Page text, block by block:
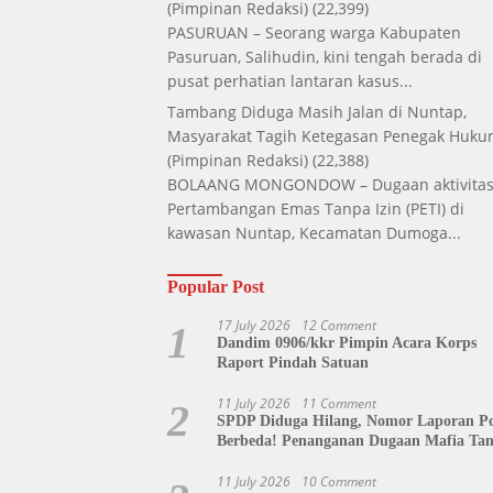
(Pimpinan Redaksi) (22,399)
PASURUAN – Seorang warga Kabupaten
Pasuruan, Salihudin, kini tengah berada di
pusat perhatian lantaran kasus...
Tambang Diduga Masih Jalan di Nuntap,
Masyarakat Tagih Ketegasan Penegak
(Pimpinan Redaksi) (22,388)
BOLAANG MONGONDOW – Dugaan aktivitas
Pertambangan Emas Tanpa Izin (PETI) di
kawasan Nuntap, Kecamatan Dumoga...
Popular Post
1 17 July 2026 12 Comment
Dandim 0906/kkr Pimpin Acara Korps
Raport Pindah Satuan
2 11 July 2026 11 Comment
SPDP Diduga Hilang, Nomor Laporan
Berbeda! Penanganan Dugaan Mafia
Siap Kawal Hingga Tingkat Pusat
11 July 2026 10 Comment